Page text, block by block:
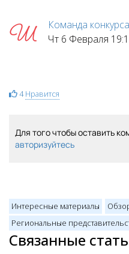
Команда
Чт 6 Февраля
4 Нравится
Для того чтобы оставить
авторизуйтесь
Интересные материалы
Региональные
Связанные